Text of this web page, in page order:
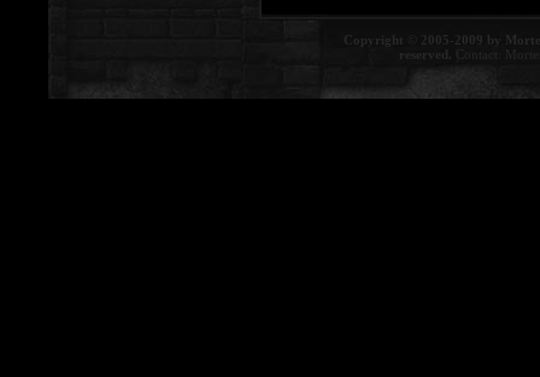
Copyright © 2005-2009 by
reserved. Contact: